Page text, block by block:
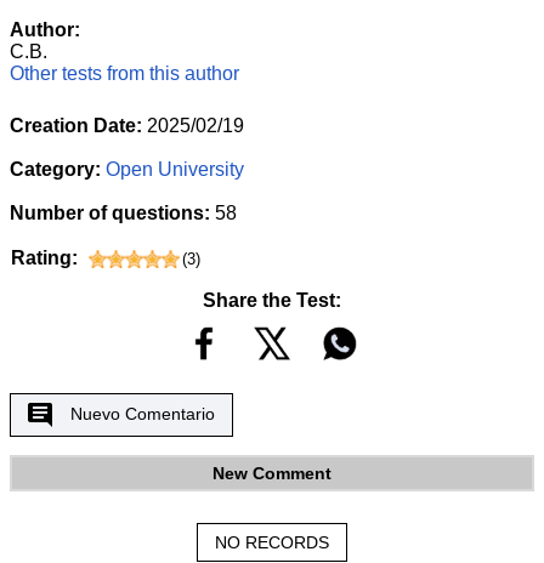
Author:
C.B.
Other tests from this author
Creation Date: 2025/02/19
Category: Open University
Number of questions: 58
Rating: (3)
Share the Test:
Nuevo Comentario
New Comment
NO RECORDS